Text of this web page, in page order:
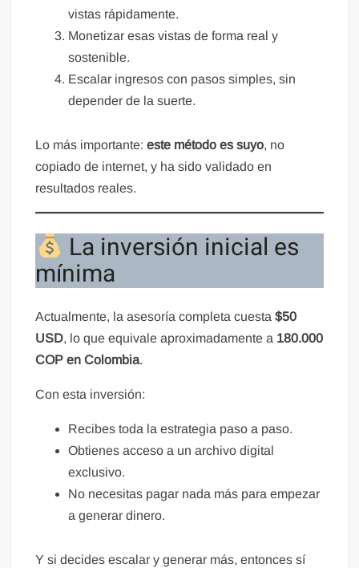
vistas rápidamente.
Monetizar esas vistas de forma real y
sostenible.
Escalar ingresos con pasos simples, sin
depender de la suerte.
Lo más importante:este método es suyo, no
copiado de internet, y ha sido validado en
resultados reales.
La inversión inicial es
mínima
Actualmente, la asesoría completa cuesta$50
USD, lo que equivale aproximadamente a 180.000
COP en Colombia.
Con esta inversión:
Recibes toda la estrategia paso a paso.
Obtienes acceso a un archivo digital
exclusivo.
No necesitas pagar nada más para empezar
a generar dinero.
Y si decides escalar y generar más, entonces sí